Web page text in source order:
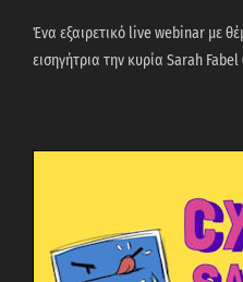
Ένα εξαιρετικό live webinar με
εισηγήτρια την κυρία Sarah Fabel